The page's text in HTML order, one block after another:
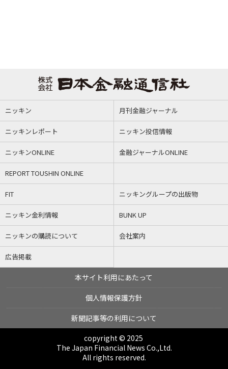
ニッキン 月刊金融ジャーナル
ニッキンレポート ニッキン投信情報
ニッキンONLINE 金融ジャーナルONLINE
REPORT TOUSHIN ONLINE
FIT ニッキングループの出版物
ニッキン金利情報 BUNK UP
ニッキンの購読について 会社案内
広告掲載
本サイト利用にあたって
個人情報保護方針
新聞記事等の利用について
copyright © 2025
The Japan Financial News Co.,Ltd.
All rights reserved.